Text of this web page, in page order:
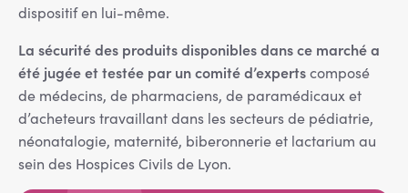
dispositif en lui-même.
La sécurité des produits disponibles dans ce marché a
été jugée et testée par un comité d’expertscomposé
de médecins, de pharmaciens, de paramédicaux et
d’acheteurs travaillant dans les secteurs de pédiatrie,
néonatalogie, maternité, biberonnerie et lactarium au
sein des Hospices Civils de Lyon.